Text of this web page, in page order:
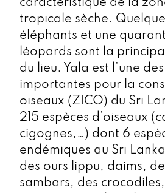
caractéristique de la
tropicale sèche.
éléphants et une
léopards sont la
du lieu. Yala est l’une
importantes pour la
oiseaux (ZICO) du Sri
215 espèces d’oiseaux
cigognes,…) dont 6
endémiques au Sri
des ours lippu, daims,
sambars, des